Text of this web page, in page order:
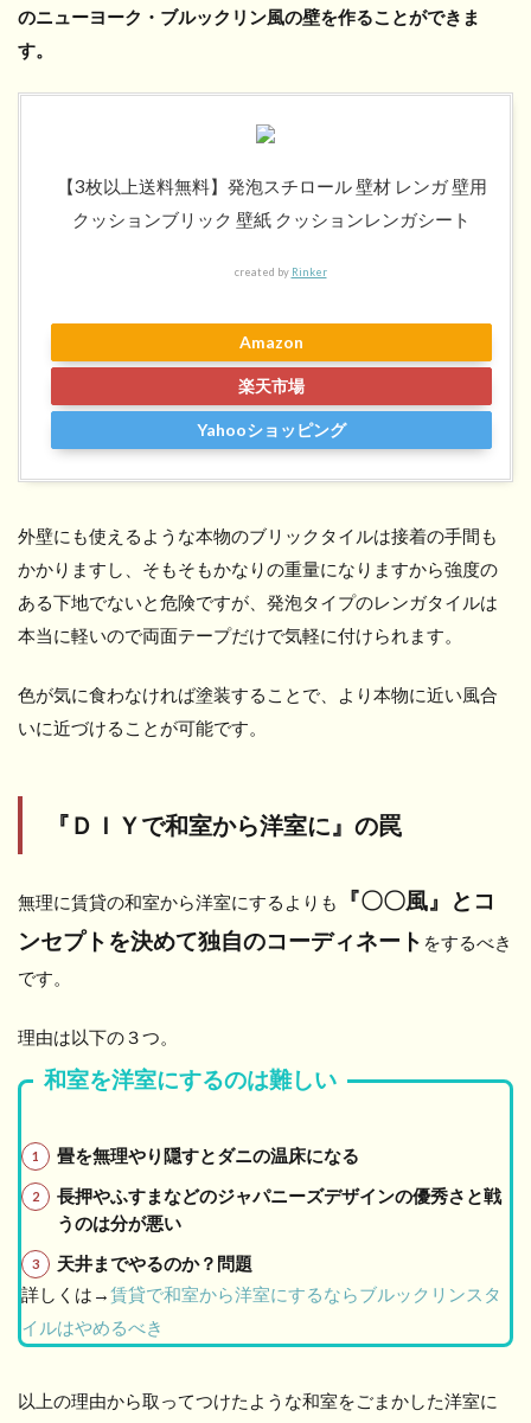
のニューヨーク・ブルックリン風の壁を作ることができま
す。
【3枚以上送料無料】発泡スチロール 壁材 レンガ 壁用
クッションブリック 壁紙 クッションレンガシート
created by Rinker
Amazon
楽天市場
Yahooショッピング
外壁にも使えるような本物のブリックタイルは接着の手間も
かかりますし、そもそもかなりの重量になりますから強度の
ある下地でないと危険ですが、発泡タイプのレンガタイルは
本当に軽いので両面テープだけで気軽に付けられます。
色が気に食わなければ塗装することで、より本物に近い風合
いに近づけることが可能です。
『ＤＩＹで和室から洋室に』の罠
無理に賃貸の和室から洋室にするよりも
『〇〇風』とコ
ンセプトを決めて独自のコーディネート をするべき
です。
理由は以下の３つ。
和室を洋室にするのは難しい
畳を無理やり隠すとダニの温床になる
長押やふすまなどのジャパニーズデザインの優秀さと戦
うのは分が悪い
天井までやるのか？問題
詳しくは→賃貸で和室から洋室にするならブルックリンスタ
イルはやめるべき
以上の理由から取ってつけたような和室をごまかした洋室に